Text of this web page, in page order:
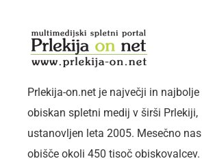
ČETRTEK, 6. AVGUST 2026 Sledite nam:
Prlekija-on.net je največji in najbolje
obiskan spletni medij v širši Prlekiji,
ustanovljen leta 2005. Mesečno nas
obišče okoli 450 tisoč obiskovalcev.